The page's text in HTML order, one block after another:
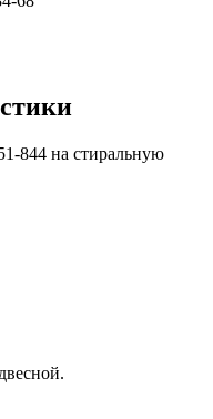
844 на стиральную